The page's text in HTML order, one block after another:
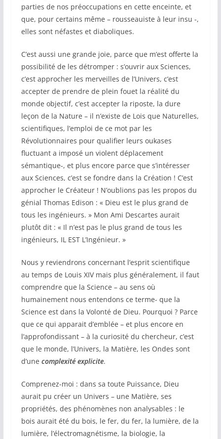
parties de nos préoccupations en cette enceinte, et
que, pour certains même – rousseauiste à leur insu -,
elles sont néfastes et diaboliques.
C’est aussi une grande joie, parce que m’est offerte la
possibilité de les détromper : s’ouvrir aux Sciences,
c’est approcher les merveilles de l’Univers, c’est
accepter de prendre de plein fouet la réalité du
monde objectif, c’est accepter la riposte, la dure
leçon de la Nature – il n’existe de Lois que Naturelles,
scientifiques, l’emploi de ce mot par les
Révolutionnaires pour qualifier leurs oukases
fluctuant a imposé un violent déplacement
sémantique-, et plus encore parce que s’intéresser
aux Sciences, c’est se fondre dans la Création ! C’est
approcher le Créateur ! N’oublions pas les propos du
génial Thomas Edison : « Dieu est le plus grand de
tous les ingénieurs. » Mon Ami Descartes aurait
plutôt dit : « Il n’est pas le plus grand de tous les
ingénieurs, IL EST L’Ingénieur. »
Nous y reviendrons concernant l’esprit scientifique
au temps de Louis XIV mais plus généralement, il faut
comprendre que la Science – au sens où
humainement nous entendons ce terme- que la
Science est dans la Volonté de Dieu. Pourquoi ? Parce
que ce qui apparait d’emblée – et plus encore en
l’approfondissant – à la curiosité du chercheur, c’est
que le monde, l’Univers, la Matière, les Ondes sont
d’une complexité explicite.
Comprenez-moi : dans sa toute Puissance, Dieu
aurait pu créer un Univers – une Matière, ses
propriétés, des phénomènes non analysables : le
bois aurait été du bois, le fer, du fer, la lumière, de la
lumière, l’électromagnétisme, la biologie, la